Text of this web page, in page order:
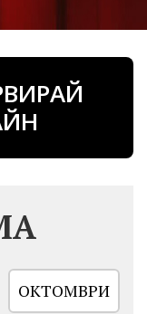
ОКТОМВРИ